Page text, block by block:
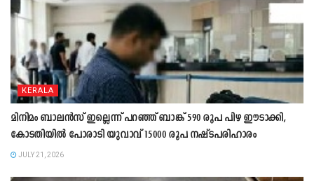
KERALA
മിനിമം ബാലൻസ് ഇല്ലെന്ന് പറഞ്ഞ് ബാങ്ക് 590 രൂപ പിഴ ഈടാക്കി,
കോടതിയിൽ പോരാടി യുവാവ് 15000 രൂപ നഷ്ടപരിഹാരം
JULY 21, 2026